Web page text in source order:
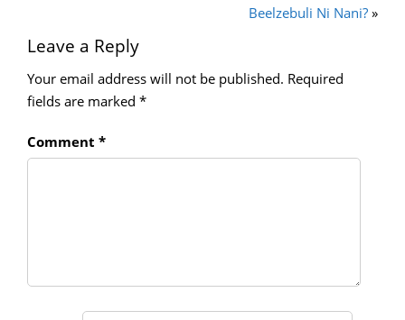
Beelzebuli Ni Nani? »
Leave a Reply
Your email address will not be published. Required
fields are marked *
Comment *